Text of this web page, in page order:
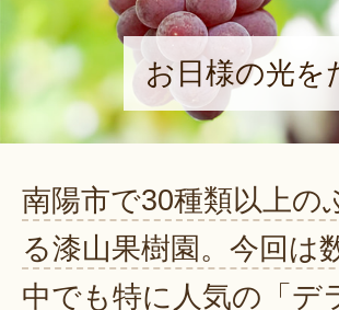
お日様の光を
南陽市で30種類以上の
る漆山果樹園。今回は
中でも特に人気の「デ